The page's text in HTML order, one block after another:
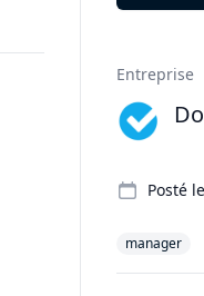
Entreprise
Posté le
manager